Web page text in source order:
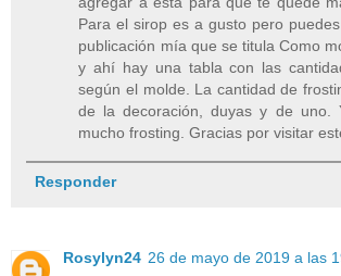
Para el sirop es a gusto pero
publicación mía que se titula Como
y ahí hay una tabla con las
según el molde. La cantidad de
de la decoración, duyas y de uno.
mucho frosting. Gracias por visitar
Responder
Rosylyn24 26 de mayo de 2019 a las